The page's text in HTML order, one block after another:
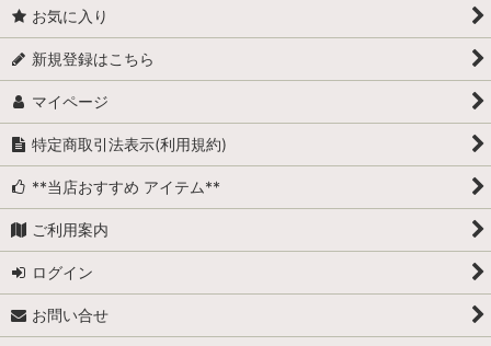
お気に入り
新規登録はこちら
マイページ
特定商取引法表示(利用規約)
**当店おすすめ アイテム**
ご利用案内
ログイン
お問い合せ